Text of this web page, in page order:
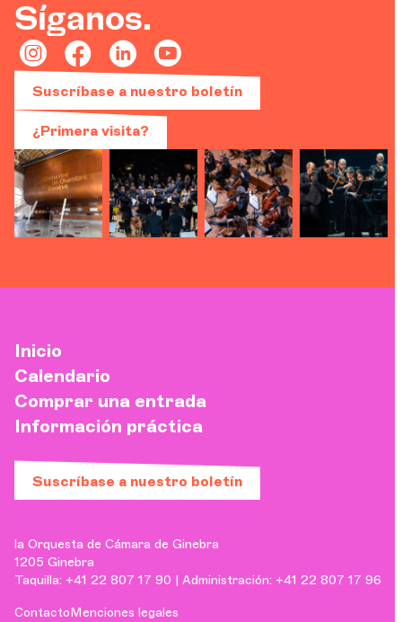
Síganos.
Suscríbase a nuestro boletín
¿Primera visita?
Inicio
Calendario
Comprar una entrada
Información práctica
Suscríbase a nuestro boletín
la Orquesta de Cámara de Ginebra
1205 Ginebra
Taquilla: +41 22 807 17 90 | Administración: +41 22 807 17 96
ContactoMenciones legales